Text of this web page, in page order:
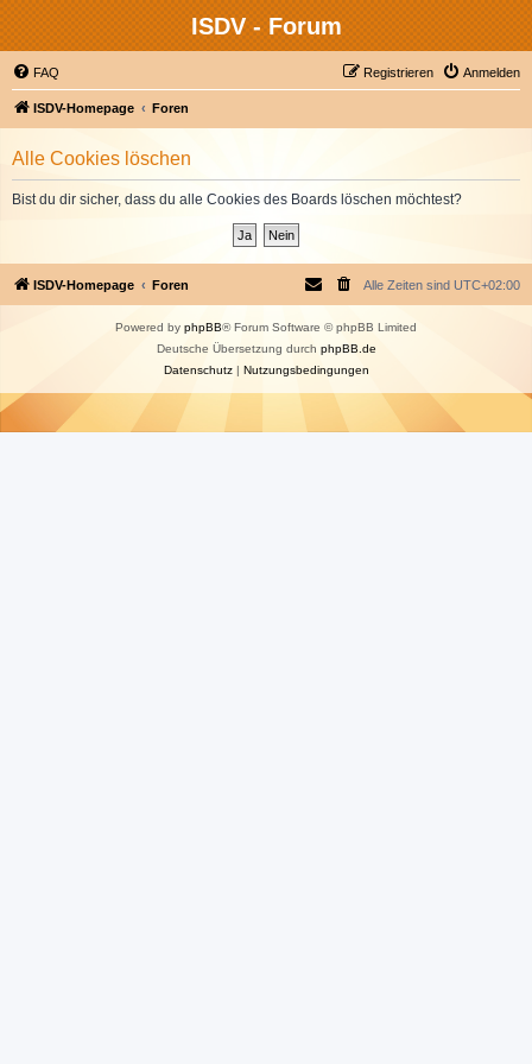
ISDV - Forum
FAQ Anmelden
Registrieren
ISDV-Homepage Foren
Alle Cookies löschen
Bist du dir sicher, dass du alle Cookies des Boards löschen möchtest?
ISDV-Homepage Foren Alle Zeiten sind UTC+02:00
Powered by phpBB® Forum Software © phpBB Limited
Deutsche Übersetzung durch phpBB.de
Datenschutz| Nutzungsbedingungen